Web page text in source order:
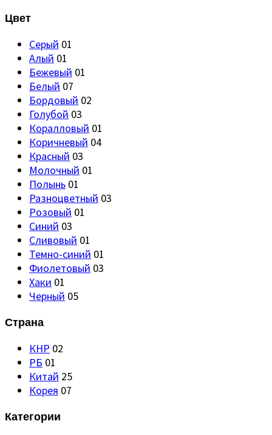
Цвет
Серый 01
Алый 01
Бежевый 01
Белый 07
Бордовый 02
Голубой 03
Коралловый 01
Коричневый 04
Красный 03
Молочный 01
Полынь 01
Разноцветный 03
Розовый 01
Синий 03
Сливовый 01
Темно-синий 01
Фиолетовый 03
Хаки 01
Черный 05
Страна
КНР 02
РБ 01
Китай 25
Корея 07
Категории